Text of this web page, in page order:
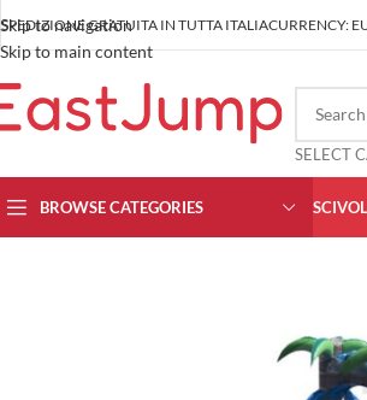
Skip to navigation
Skip to main content
SPEDIZIONE GRATUITA IN TUTTA ITALIACURRENCY:
SELECT
BROWSE CATEGORIES